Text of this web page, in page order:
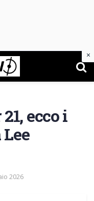
ecco i
2026
×